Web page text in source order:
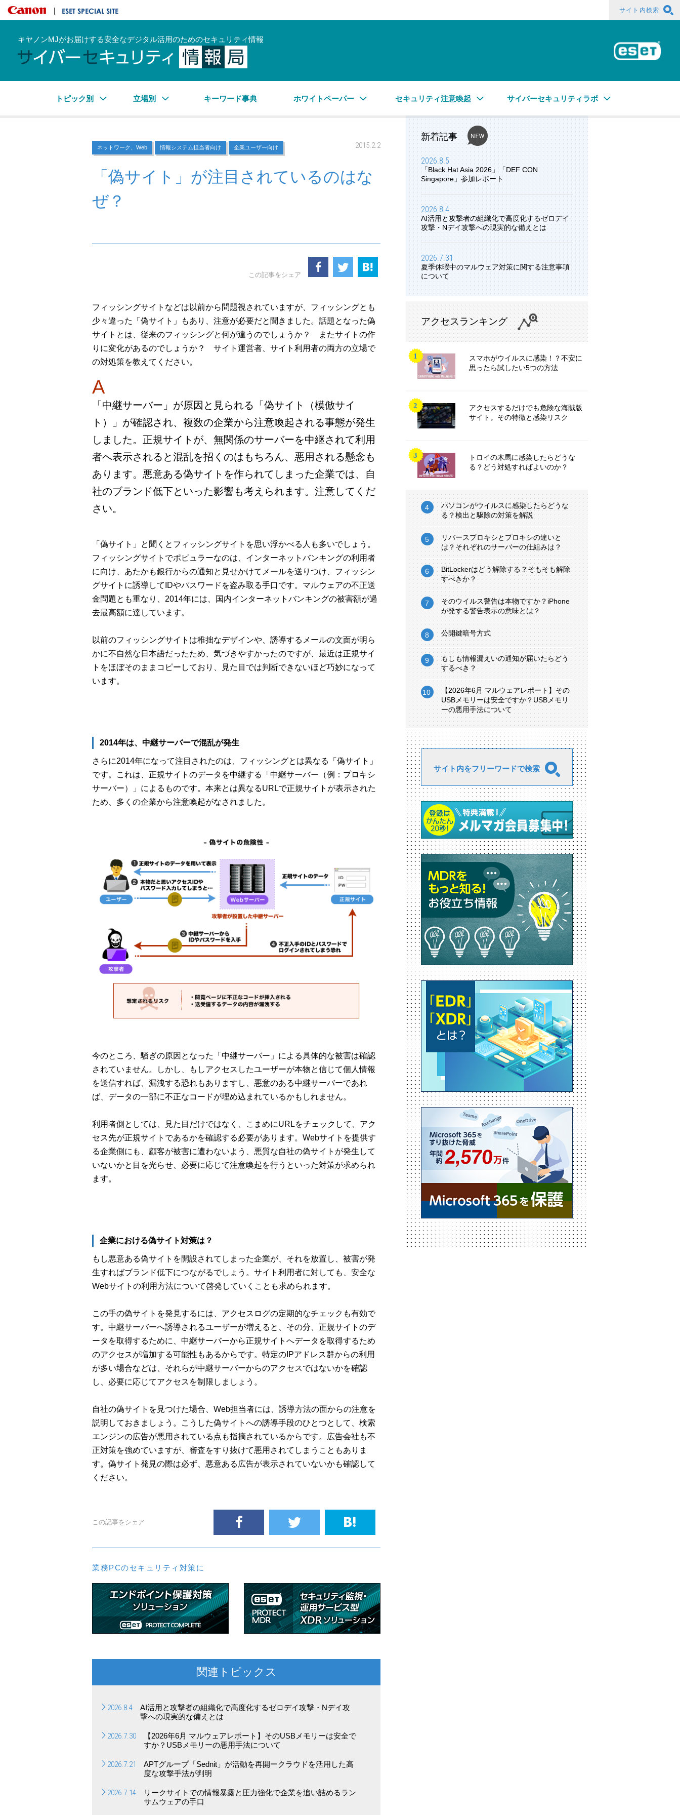
キヤノンマーケティングジャパン株式会社 サイト内検索
キヤノンMJがお届けする安全なデジタル活用のためのセキュリティ情報
トピック別 立場別 キーワード事典 ホワイトペーパー セキュリティ注意喚起 サイバーセキュリティラボ
ネットワーク、Web 情報システム担当者向け 企業ユーザー向け 2015.2.2
「偽サイト」が注目されているのはな
ぜ？
この記事をシェア
フィッシングサイトなどは以前から問題視されていますが、フィッシングとも
少々違った「偽サイト」もあり、注意が必要だと聞きました。話題となった偽
サイトとは、従来のフィッシングと何が違うのでしょうか？ またサイトの作
りに変化があるのでしょうか？ サイト運営者、サイト利用者の両方の立場で
の対処策を教えてください。
A
「中継サーバー」が原因と見られる「偽サイト（模倣サイ
ト）」が確認され、複数の企業から注意喚起される事態が発生
しました。正規サイトが、無関係のサーバーを中継されて利用
者へ表示されると混乱を招くのはもちろん、悪用される懸念も
あります。悪意ある偽サイトを作られてしまった企業では、自
社のブランド低下といった影響も考えられます。注意してくだ
さい。
「偽サイト」と聞くとフィッシングサイトを思い浮かべる人も多いでしょう。
フィッシングサイトでポピュラーなのは、インターネットバンキングの利用者
に向け、あたかも銀行からの通知と見せかけてメールを送りつけ、フィッシン
グサイトに誘導してIDやパスワードを盗み取る手口です。マルウェアの不正送
金問題とも重なり、2014年には、国内インターネットバンキングの被害額が過
去最高額に達しています。
以前のフィッシングサイトは稚拙なデザインや、誘導するメールの文面が明ら
かに不自然な日本語だったため、気づきやすかったのですが、最近は正規サイ
トをほぼそのままコピーしており、見た目では判断できないほど巧妙になって
います。
2014年は、中継サーバーで混乱が発生
さらに2014年になって注目されたのは、フィッシングとは異なる「偽サイト」
です。これは、正規サイトのデータを中継する「中継サーバー（例：プロキシ
サーバー）」によるものです。本来とは異なるURLで正規サイトが表示された
ため、多くの企業から注意喚起がなされました。
今のところ、騒ぎの原因となった「中継サーバー」による具体的な被害は確認
されていません。しかし、もしアクセスしたユーザーが本物と信じて個人情報
を送信すれば、漏洩する恐れもありますし、悪意のある中継サーバーであれ
ば、データの一部に不正なコードが埋め込まれているかもしれません。
利用者側としては、見た目だけではなく、こまめにURLをチェックして、アク
セス先が正規サイトであるかを確認する必要があります。Webサイトを提供す
る企業側にも、顧客が被害に遭わないよう、悪質な自社の偽サイトが発生して
いないかと目を光らせ、必要に応じて注意喚起を行うといった対策が求められ
ます。
企業における偽サイト対策は？
もし悪意ある偽サイトを開設されてしまった企業が、それを放置し、被害が発
生すればブランド低下につながるでしょう。サイト利用者に対しても、安全な
Webサイトの利用方法について啓発していくことも求められます。
この手の偽サイトを発見するには、アクセスログの定期的なチェックも有効で
す。中継サーバーへ誘導されるユーザーが増えると、その分、正規サイトのデ
ータを取得するために、中継サーバーから正規サイトへデータを取得するため
のアクセスが増加する可能性もあるからです。特定のIPアドレス群からの利用
が多い場合などは、それらが中継サーバーからのアクセスではないかを確認
し、必要に応じてアクセスを制限しましょう。
自社の偽サイトを見つけた場合、Web担当者には、誘導方法の面からの注意を
説明しておきましょう。こうした偽サイトへの誘導手段のひとつとして、検索
エンジンの広告が悪用されている点も指摘されているからです。広告会社も不
正対策を強めていますが、審査をすり抜けて悪用されてしまうこともありま
す。偽サイト発見の際は必ず、悪意ある広告が表示されていないかも確認して
ください。
この記事をシェア
業務PCのセキュリティ対策に
関連トピックス
2026.8.4
AI活用と攻撃者の組織化で高度化するゼロデイ攻撃・Nデイ攻
撃への現実的な備えとは
2026.7.30
【2026年6月 マルウェアレポート】そのUSBメモリーは安全で
すか？USBメモリーの悪用手法について
2026.7.21
APTグループ「Sednit」が活動を再開ークラウドを活用した高
度な攻撃手法が判明
2026.7.14
リークサイトでの情報暴露と圧力強化で企業を追い詰めるラン
サムウェアの手口
新着記事
2026.8.5
「Black Hat Asia 2026」「DEF CON
Singapore」参加レポート
2026.8.4
AI活用と攻撃者の組織化で高度化するゼロデイ
攻撃・Nデイ攻撃への現実的な備えとは
2026.7.31
夏季休暇中のマルウェア対策に関する注意事項
について
アクセスランキング
スマホがウイルスに感染！？不安に
思ったら試したい5つの方法
アクセスするだけでも危険な海賊版
サイト。その特徴と感染リスク
トロイの木馬に感染したらどうな
る？どう対処すればよいのか？
パソコンがウイルスに感染したらどうな
る？検出と駆除の対策を解説
リバースプロキシとプロキシの違いと
は？それぞれのサーバーの仕組みは？
BitLockerはどう解除する？そもそも解除
すべきか？
そのウイルス警告は本物ですか？iPhone
が発する警告表示の意味とは？
公開鍵暗号方式
もしも情報漏えいの通知が届いたらどう
するべき？
【2026年6月 マルウェアレポート】その
USBメモリーは安全ですか？USBメモリ
ーの悪用手法について
サイト内をフリーワードで検索